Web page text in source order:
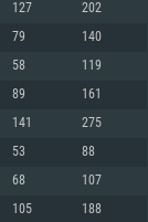
지 않습니다)
127 202
79 140
58 119
89 161
141 275
53 88
68 107
105 188